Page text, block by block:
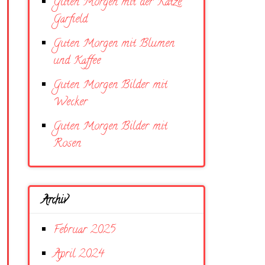
Garfield
Guten Morgen mit Blumen
und Kaffee
Guten Morgen Bilder mit
Wecker
Guten Morgen Bilder mit
Rosen
Archiv
Februar 2025
April 2024